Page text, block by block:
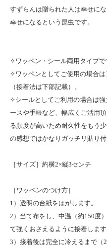
すずらんは贈られた人は幸せに
幸せになるという昆虫です。
✧ワッペン・シール両用タイプで
✧ワッペンとしてご使用の場合
（接着法は下部記載）。
✧シールとしてご利用の場合は
ースや手帳など、幅広くご活用
る頻度が高いため耐久性をもう
の感想ではかなりガッチリ貼り付
［サイズ］約横2×縦3センチ
［ワッペンのつけ方］
1）透明の台紙をはがします。
2）当て布をし、中温（約150度
て強くおさえるように接着します
3）接着後は完全に冷えるまで（